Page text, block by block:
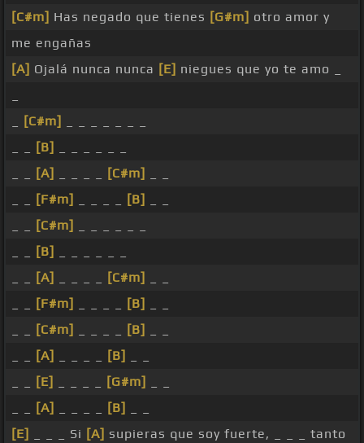
[C#m] Has negado que tienes [G#m] otro amor y
me engañas
[A] Ojalá nunca nunca [E] niegues que yo te amo _
[C#m]
[B]
[A] [C#m]
[F#m] [B]
[C#m]
[B]
[A] [C#m]
[F#m] [B]
[C#m] [B]
[A] [B]
[E] [G#m]
[A] [B]
[E]
_ _ _ Si [A] supieras que soy fuerte, _ _ _ tanto